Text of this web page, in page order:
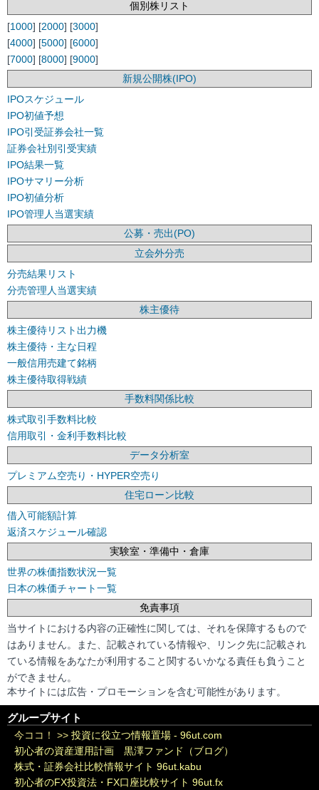
個別株リスト
[1000] [2000] [3000]
[4000] [5000] [6000]
[7000] [8000] [9000]
新規公開株(IPO)
IPOスケジュール
IPO初値予想
IPO引受証券会社一覧
証券会社別引受実績
IPO結果一覧
IPOサマリー分析
IPO初値分析
IPO管理人当選実績
公募・売出(PO)
立会外分売
分売結果リスト
分売管理人当選実績
株主優待
株主優待リスト出力機
株主優待・主な日程
一般信用売建て銘柄
株主優待取得戦績
手数料関係比較
株式取引手数料比較
信用取引・金利手数料比較
データ分析室
プレミアム空売り・HYPER空売り
住宅ローン比較
借入可能額計算
返済スケジュール確認
実験室・準備中・倉庫
世界の株価指数状況一覧
日本の株価チャート一覧
免責事項
当サイトにおける内容の正確性に関しては、それを保障するもので
はありません。また、記載されている情報や、リンク先に記載され
ている情報をあなたが利用すること関するいかなる責任も負うこと
ができません。
本サイトには広告・プロモーションを含む可能性があります。
グループサイト
今ココ！ >> 投資に役立つ情報置場 - 96ut.com
初心者の資産運用計画 黒澤ファンド（ブログ）
株式・証券会社比較情報サイト 96ut.kabu
初心者のFX投資法・FX口座比較サイト 96ut.fx